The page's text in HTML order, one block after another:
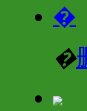
�
�